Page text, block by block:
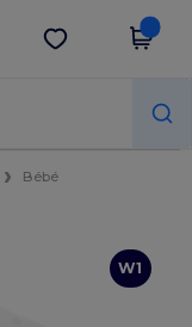
Obtenir l'appli
Bébé
W1